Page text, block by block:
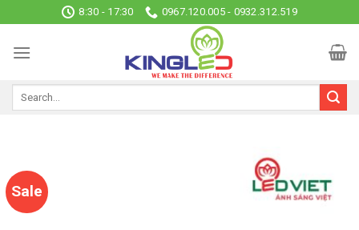
to
content
8:30 - 17:30 0967.120.005 - 0932.312.519
Sale